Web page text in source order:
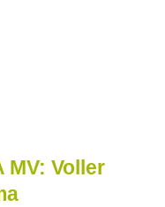
MV: Voller